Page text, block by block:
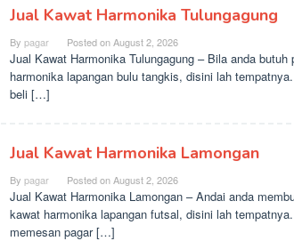
Jual Kawat Harmonika Tulungagung
By pagar Posted onAugust 2, 2026
Jual Kawat Harmonika Tulungagung – Bila anda butuh
harmonika lapangan bulu tangkis, disini lah
beli […]
Jual Kawat Harmonika Lamongan
By pagar Posted onAugust 2, 2026
Jual Kawat Harmonika Lamongan – Andai anda
kawat harmonika lapangan futsal, disini lah
memesan pagar […]